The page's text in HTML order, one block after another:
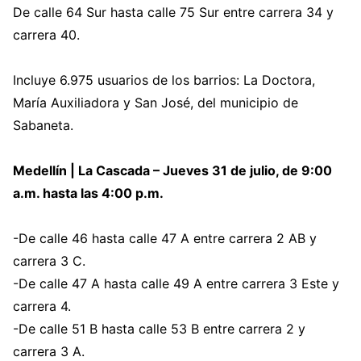
De calle 64 Sur hasta calle 75 Sur entre carrera 34 y
carrera 40.
Incluye 6.975 usuarios de los barrios: La Doctora,
María Auxiliadora y San José, del municipio de
Sabaneta.
Medellín | La Cascada – Jueves 31 de julio, de 9:00
a.m. hasta las 4:00 p.m.
-De calle 46 hasta calle 47 A entre carrera 2 AB y
carrera 3 C.
-De calle 47 A hasta calle 49 A entre carrera 3 Este y
carrera 4.
-De calle 51 B hasta calle 53 B entre carrera 2 y
carrera 3 A.